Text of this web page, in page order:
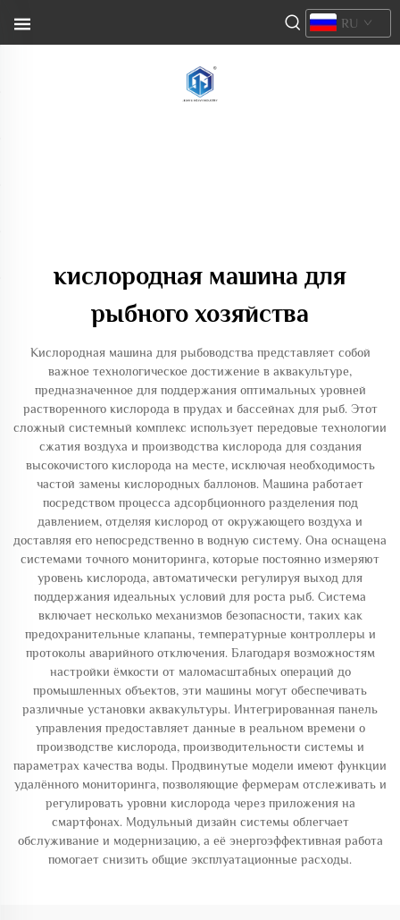
RU
кислородная машина для
рыбного хозяйства
Кислородная машина для рыбоводства представляет собой
важное технологическое достижение в аквакультуре,
предназначенное для поддержания оптимальных уровней
растворенного кислорода в прудах и бассейнах для рыб. Этот
сложный системный комплекс использует передовые технологии
сжатия воздуха и производства кислорода для создания
высокочистого кислорода на месте, исключая необходимость
частой замены кислородных баллонов. Машина работает
посредством процесса адсорбционного разделения под
давлением, отделяя кислород от окружающего воздуха и
доставляя его непосредственно в водную систему. Она оснащена
системами точного мониторинга, которые постоянно измеряют
уровень кислорода, автоматически регулируя выход для
поддержания идеальных условий для роста рыб. Система
включает несколько механизмов безопасности, таких как
предохранительные клапаны, температурные контроллеры и
протоколы аварийного отключения. Благодаря возможностям
настройки ёмкости от маломасштабных операций до
промышленных объектов, эти машины могут обеспечивать
различные установки аквакультуры. Интегрированная панель
управления предоставляет данные в реальном времени о
производстве кислорода, производительности системы и
параметрах качества воды. Продвинутые модели имеют функции
удалённого мониторинга, позволяющие фермерам отслеживать и
регулировать уровни кислорода через приложения на
смартфонах. Модульный дизайн системы облегчает
обслуживание и модернизацию, а её энергоэффективная работа
помогает снизить общие эксплуатационные расходы.